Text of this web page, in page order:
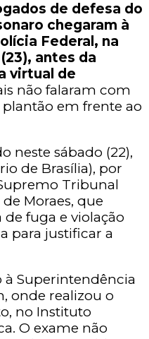
de defesa do
chegaram à
Federal, na
antes da
virtual de
não falaram com
em frente ao
neste sábado (22),
de Brasília), por
Tribunal
Moraes, que
fuga e violação
para justificar a
Superintendência
onde realizou o
no Instituto
O exame não